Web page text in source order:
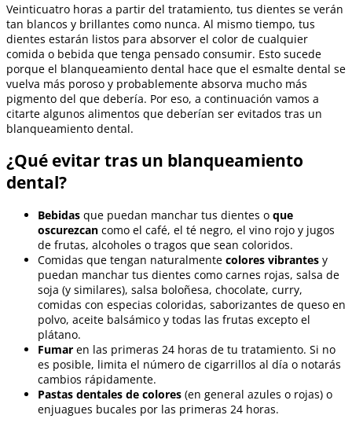
Veinticuatro horas a partir del tratamiento, tus dientes se verán
tan blancos y brillantes como nunca. Al mismo tiempo, tus
dientes estarán listos para absorver el color de cualquier
comida o bebida que tenga pensado consumir. Esto sucede
porque el blanqueamiento dental hace que el esmalte dental se
vuelva más poroso y probablemente absorva mucho más
pigmento del que debería. Por eso, a continuación vamos a
citarte algunos alimentos que deberían ser evitados tras un
blanqueamiento dental.
¿Qué evitar tras un blanqueamiento
dental?
Bebidas que puedan manchar tus dientes o que
oscurezcan como el café, el té negro, el vino rojo y jugos
de frutas, alcoholes o tragos que sean coloridos.
Comidas que tengan naturalmente colores vibrantes y
puedan manchar tus dientes como carnes rojas, salsa de
soja (y similares), salsa boloñesa, chocolate, curry,
comidas con especias coloridas, saborizantes de queso en
polvo, aceite balsámico y todas las frutas excepto el
plátano.
Fumar en las primeras 24 horas de tu tratamiento. Si no
es posible, limita el número de cigarrillos al día o notarás
cambios rápidamente.
Pastas dentales de colores (en general azules o rojas) o
enjuagues bucales por las primeras 24 horas.